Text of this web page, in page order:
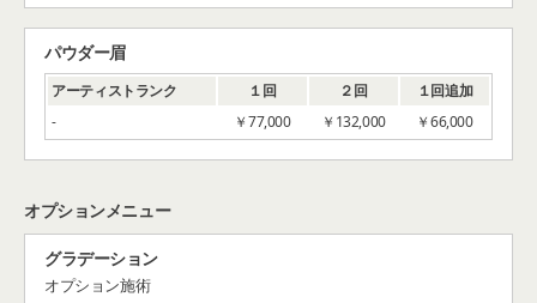
パウダー眉
アーティストランク １回 ２回
１回追加
-
￥77,000 ￥132,000 ￥66,000
オプションメニュー
グラデーション
オプション施術